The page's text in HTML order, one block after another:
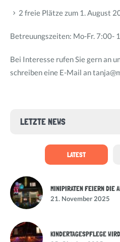
2 freie Plätze zum 1. August
Betreuungszeiten: Mo-Fr. 7:00-
Bei Interesse rufen Sie gern an
schreiben eine E-Mail an
LETZTE NEWS
LATEST
MINIPIRATEN FEIERN DIE
21. November 2025
KINDERTAGESPFLEGE